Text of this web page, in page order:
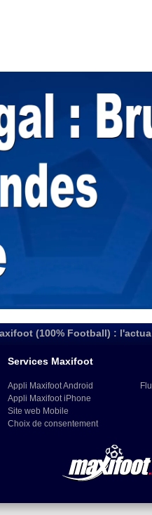
(100% Football) :
Services Maxifoot
Appli Maxifoot Android
Appli Maxifoot iPhone
Site web Mobile
Choix de consentement